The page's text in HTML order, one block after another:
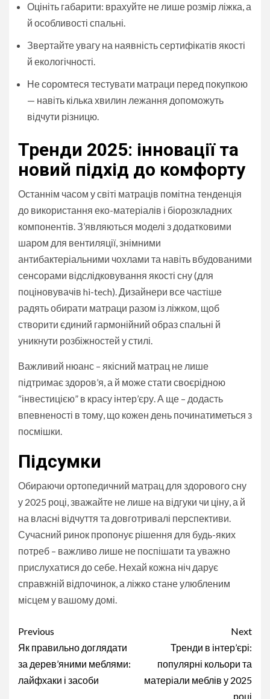
Оцініть габарити: врахуйте не лише розмір ліжка, а
й особливості спальні.
Звертайте увагу на наявність сертифікатів якості
й екологічності.
Не соромтеся тестувати матраци перед покупкою
— навіть кілька хвилин лежання допоможуть
відчути різницю.
Тренди 2025: інновації та
новий підхід до комфорту
Останнім часом у світі матраців помітна тенденція
до використання еко-матеріалів і біорозкладних
компонентів. З’являються моделі з додатковими
шаром для вентиляції, знімними
антибактеріальними чохлами та навіть вбудованими
сенсорами відслідковування якості сну (для
поціновувачів hi-tech). Дизайнери все частіше
радять обирати матраци разом із ліжком, щоб
створити єдиний гармонійний образ спальні й
уникнути розбіжностей у стилі.
Важливий нюанс – якісний матрац не лише
підтримає здоров’я, а й може стати своєрідною
“інвестицією” в красу інтер’єру. А ще – додасть
впевненості в тому, що кожен день починатиметься з
посмішки.
Підсумки
Обираючи ортопедичний матрац для здорового сну
у 2025 році, зважайте не лише на відгуки чи ціну, а й
на власні відчуття та довготривалі перспективи.
Сучасний ринок пропонує рішення для будь-яких
потреб – важливо лише не поспішати та уважно
прислухатися до себе. Нехай кожна ніч дарує
справжній відпочинок, а ліжко стане улюбленим
місцем у вашому домі.
Continue
Reading
Previous
Як правильно доглядати
за дерев’яними меблями:
лайфхаки і засоби
Next
Тренди в інтер’єрі:
популярні кольори та
матеріали меблів у 2025
році